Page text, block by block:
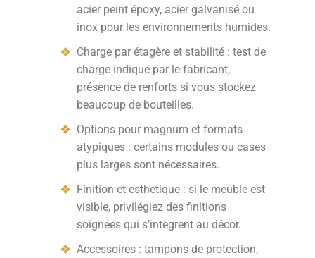
acier peint époxy, acier galvanisé ou
inox pour les environnements humides.
Charge par étagère et stabilité : test de
charge indiqué par le fabricant,
présence de renforts si vous stockez
beaucoup de bouteilles.
Options pour magnum et formats
atypiques : certains modules ou cases
plus larges sont nécessaires.
Finition et esthétique : si le meuble est
visible, privilégiez des finitions
soignées qui s’intègrent au décor.
Accessoires : tampons de protection,